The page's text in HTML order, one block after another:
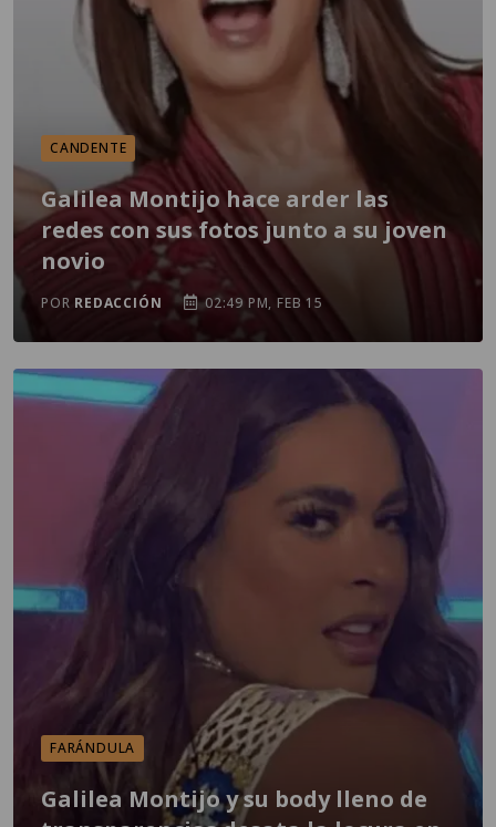
CANDENTE
Galilea Montijo hace arder las
redes con sus fotos junto a su joven
novio
POR REDACCIÓN 02:49 PM, FEB 15
FARÁNDULA
Galilea Montijo y su body lleno de